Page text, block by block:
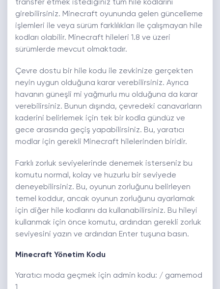
transfer etmek istediğiniz tüm hile kodlarını
girebilirsiniz. Minecraft oyununda gelen güncelleme
işlemleri ile veya sürüm farklılıkları ile çalışmayan hile
kodları olabilir. Minecraft hileleri 1.8 ve üzeri
sürümlerde mevcut olmaktadır.
Çevre dostu bir hile kodu ile zevkinize gerçekten
neyin uygun olduğuna karar verebilirsiniz. Ayrıca
havanın güneşli mi yağmurlu mu olduğuna da karar
verebilirsiniz. Bunun dışında, çevredeki canavarların
kaderini belirlemek için tek bir kodla gündüz ve
gece arasında geçiş yapabilirsiniz. Bu, yaratıcı
modlar için gerekli Minecraft hilelerinden biridir.
Farklı zorluk seviyelerinde denemek isterseniz bu
komutu normal, kolay ve huzurlu bir seviyede
deneyebilirsiniz. Bu, oyunun zorluğunu belirleyen
temel koddur, ancak oyunun zorluğunu ayarlamak
için diğer hile kodlarını da kullanabilirsiniz. Bu hileyi
kullanmak için önce komutu, ardından gerekli zorluk
seviyesini yazın ve ardından Enter tuşuna basın.
Minecraft Yönetim Kodu
Yaratıcı moda geçmek için admin kodu: / gamemod